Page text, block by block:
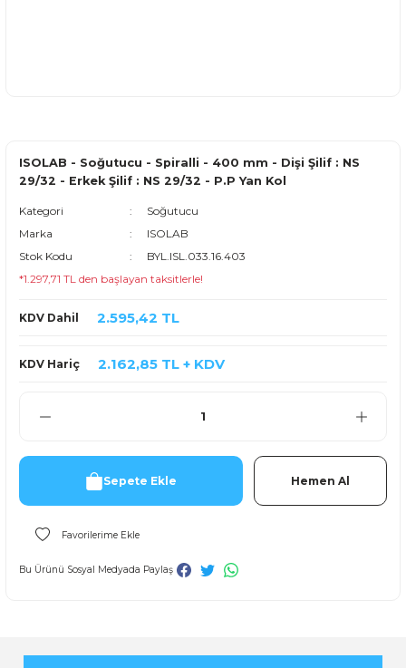
ISOLAB - Soğutucu - Spiralli - 400 mm - Dişi Şilif : NS
29/32 - Erkek Şilif : NS 29/32 - P.P Yan Kol
Kategori
Soğutucu
Marka
ISOLAB
Stok Kodu
BYL.ISL.033.16.403
*1.297,71 TL den başlayan taksitlerle!
KDV Dahil 2.595,42 TL
KDV Hariç 2.162,85 TL + KDV
Sepete Ekle Hemen Al
Bu Ürünü Sosyal Medyada Paylaş